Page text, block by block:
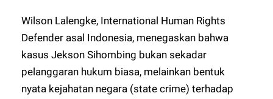
Wilson Lalengke, International Human Rights
Defender asal Indonesia, menegaskan bahwa
kasus Jekson Sihombing bukan sekadar
pelanggaran hukum biasa, melainkan bentuk
nyata kejahatan negara (state crime) terhadap